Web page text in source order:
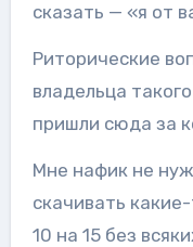
сказать — «я от
Риторические
владельца
пришли сюда за
Мне нафик не
скачивать
10 на 15 без